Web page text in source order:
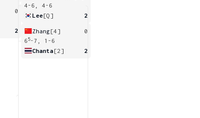
0
2
4-6, 4-6
Lee[Q] 2
Zhang[4]
0
6 5-7, 1-6
Chanta[2] 2